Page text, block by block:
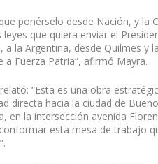
ponérselo desde Nación, y la
leyes que quiera enviar el
a la Argentina, desde Quilmes y
Fuerza Patria”, afirmó Mayra.
“Esta es una obra
directa hacia la ciudad de
en la intersección avenida
esta mesa de trabajo